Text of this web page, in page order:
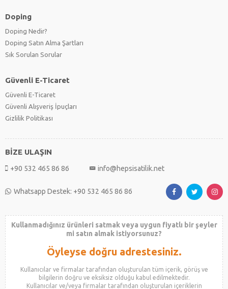
Doping
Doping Nedir?
Doping Satın Alma Şartları
Sık Sorulan Sorular
Güvenli E-Ticaret
Güvenli E-Ticaret
Güvenli Alışveriş İpuçları
Gizlilik Politikası
BİZE ULAŞIN
+90 532 465 86 86 info@hepsisatilik.net
Whatsapp Destek: +90 532 465 86 86
Kullanmadığınız ürünleri satmak veya uygun fiyatlı bir şeyler
mi satın almak istiyorsunuz?
Öyleyse doğru adrestesiniz.
Kullanıcılar ve firmalar tarafından oluşturulan tüm içerik, görüş ve
bilgilerin doğru ve eksiksiz olduğu kabul edilmektedir.
Kullanıcılar ve/veya firmalar tarafından oluşturulan içeriklerin